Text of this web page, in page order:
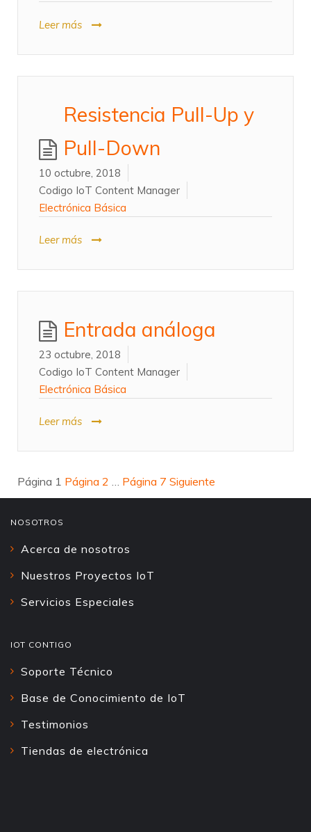
Leer más
Resistencia Pull-Up y
Pull-Down
10 octubre, 2018
Codigo IoT Content Manager
Electrónica Básica
Leer más
Entrada análoga
23 octubre, 2018
Codigo IoT Content Manager
Electrónica Básica
Leer más
Paginación
de
entradas
Página 1 Página 2 … Página 7 Siguiente
NOSOTROS
Acerca de nosotros
Nuestros Proyectos IoT
Servicios Especiales
IOT CONTIGO
Soporte Técnico
Base de Conocimiento de IoT
Testimonios
Tiendas de electrónica